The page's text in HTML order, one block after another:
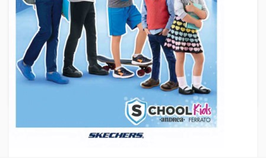
Descubre en el “Catalogo Ferrato Ropa de Hombres
Verano [y] “, el precio del vestuario masculino. Por suerte
aquí encontraras gran variedad de: Playeras básicas,
Pantalones
June 19, 2018 By Venta Por Catalogo 3 Min Reading